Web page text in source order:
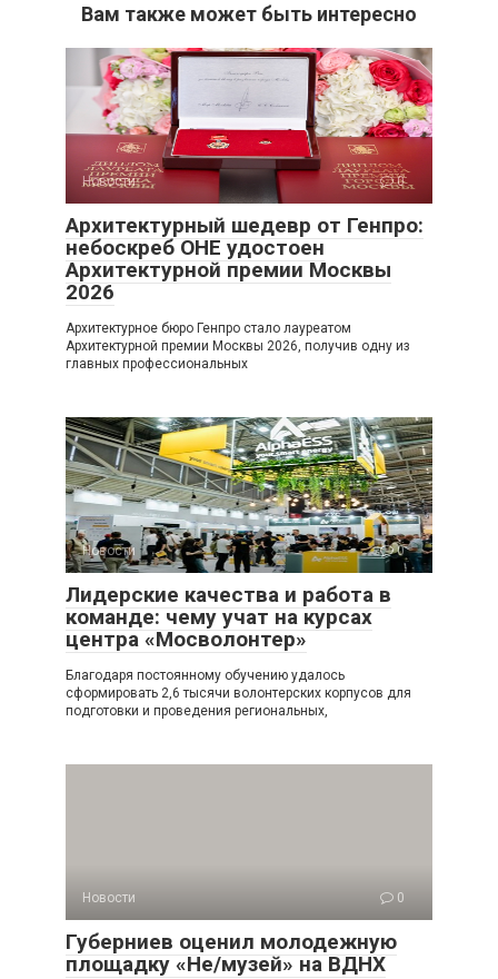
Вам также может быть интересно
Новости 0
Архитектурный шедевр от Генпро:
небоскреб ОНЕ удостоен
Архитектурной премии Москвы
2026
Архитектурное бюро Генпро стало лауреатом
Архитектурной премии Москвы 2026, получив одну из
главных профессиональных
Новости 0
Лидерские качества и работа в
команде: чему учат на курсах
центра «Мосволонтер»
Благодаря постоянному обучению удалось
сформировать 2,6 тысячи волонтерских корпусов для
подготовки и проведения региональных,
Новости 0
Губерниев оценил молодежную
площадку «Не/музей» на ВДНХ